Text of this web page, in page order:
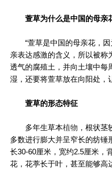
萱草为什么是中国的母亲
“萱草是中国的母亲花，因
亲表达感激的含义，所以被称
透气的腐殖土，并向土壤中每
湿，还要将萱草放在向阳处，
萱草的形态特征
多年生草本植物 ，根状茎
多数进行膨大并呈窄长的纺锤
长30-60厘米，宽约2.5厘米，
花，花葶长于叶，甚至能够高